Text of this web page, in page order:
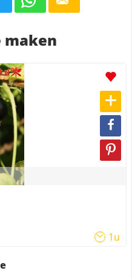
maken
1u